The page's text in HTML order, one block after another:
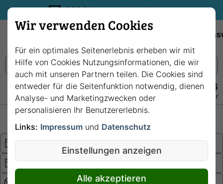
35€ Reisegutschein sichern.
+49 228 3875 7256
Persönlich · Kostenlos · Täglich 08–22 Uhr
Wir verwenden Cookies
Für ein optimales Seitenerlebnis erheben wir mit
Hilfe von Cookies Nutzungsinformationen, die wir
auch mit unseren Partnern teilen. Die Cookies sind
entweder für die Seitenfunktion notwendig, dienen
Analyse- und Marketingzwecken oder
personalisieren Ihr Benutzererlebnis.
Links: Impressum und Datenschutz
Einstellungen anzeigen
Alle akzeptieren